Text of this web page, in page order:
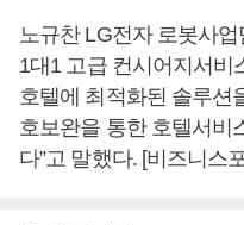
노규찬 LG전자 로봇사
1대1 고급 컨시어지서비
호텔에 최적화된 솔루션
호보완을 통한 호텔서비
다”고 말했다. [비즈니스